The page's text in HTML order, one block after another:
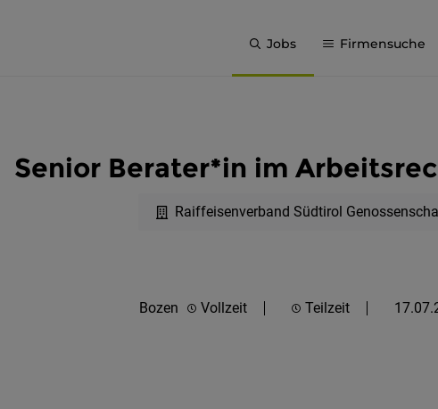
Jobs Firmensuche
Senior Berater*in im
Raiffeisenverband Südtirol
Bozen Vollzeit Teilzeit